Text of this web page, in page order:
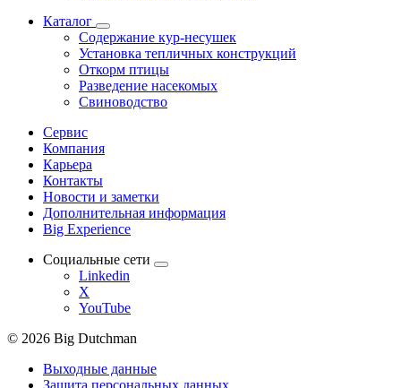
Каталог
Содержание кур-несушек
Установка тепличных конструкций
Откорм птицы
Разведение насекомых
Свиноводство
Сервис
Компания
Карьера
Контакты
Новости и заметки
Дополнительная информация
Big Experience
Социальные сети
Linkedin
X
YouTube
© 2026 Big Dutchman
Выходные данные
Защита персональных данных